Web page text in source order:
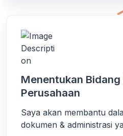
Menentukan Bidang
Perusahaan
Saya akan membantu
dokumen & administrasi